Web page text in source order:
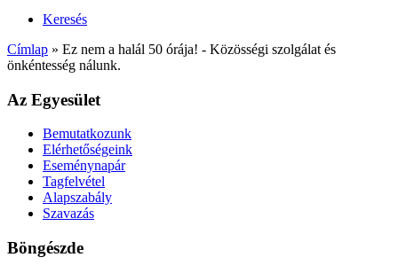
Keresés
Címlap » Ez nem a halál 50 órája! - Közösségi szolgálat és
önkéntesség nálunk.
Az Egyesület
Bemutatkozunk
Elérhetőségeink
Eseménynapár
Tagfelvétel
Alapszabály
Szavazás
Böngészde